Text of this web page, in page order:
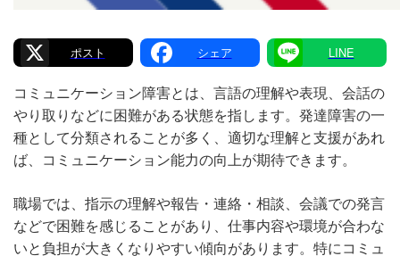
X FacebookLine
コミュニケーション障害とは、言語の理解や表現、会話の
やり取りなどに困難がある状態を指します。発達障害の一
種として分類されることが多く、適切な理解と支援があれ
ば、コミュニケーション能力の向上が期待できます。
職場では、指示の理解や報告・連絡・相談、会議での発言
などで困難を感じることがあり、仕事内容や環境が合わな
いと負担が大きくなりやすい傾向があります。特にコミュ